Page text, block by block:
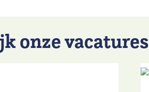
onze vacatures